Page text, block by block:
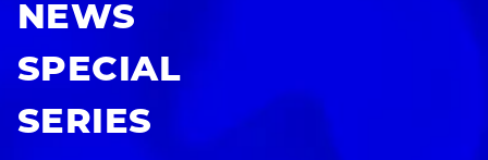
NEWS
SPECIAL
SERIES